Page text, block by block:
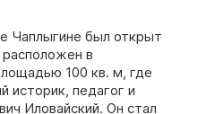
Чаплыгине был открыт
в
100 кв. м, где
историк, педагог и
Иловайский. Он стал